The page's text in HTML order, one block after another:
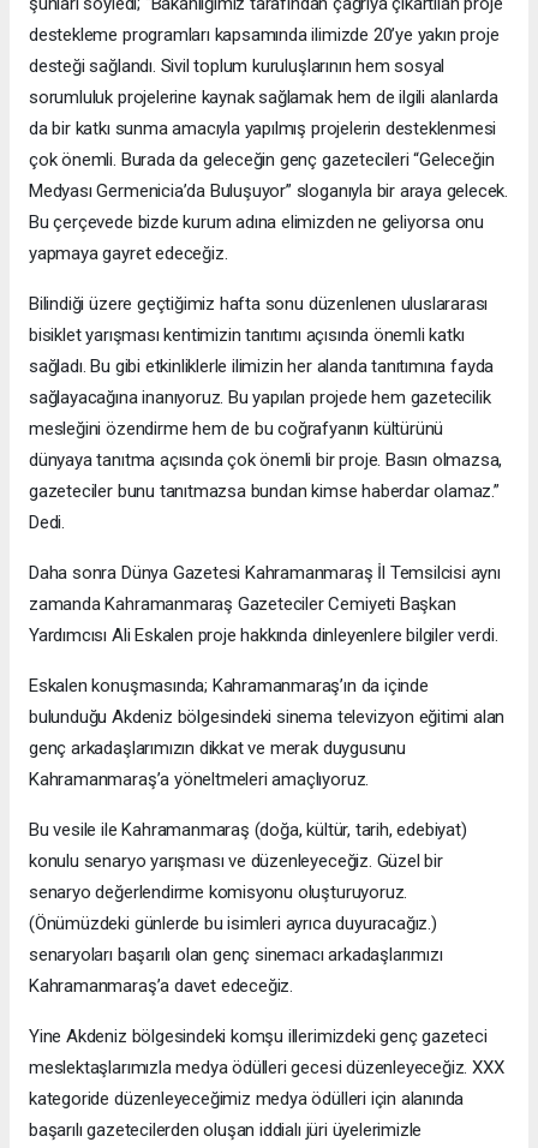
destekleme programları kapsamında ilimizde 20’ye yakın proje
desteği sağlandı. Sivil toplum kuruluşlarının hem sosyal
sorumluluk projelerine kaynak sağlamak hem de ilgili alanlarda
da bir katkı sunma amacıyla yapılmış projelerin desteklenmesi
çok önemli. Burada da geleceğin genç gazetecileri “Geleceğin
Medyası Germenicia’da Buluşuyor” sloganıyla bir araya gelecek.
Bu çerçevede bizde kurum adına elimizden ne geliyorsa onu
yapmaya gayret edeceğiz.
Bilindiği üzere geçtiğimiz hafta sonu düzenlenen uluslararası
bisiklet yarışması kentimizin tanıtımı açısında önemli katkı
sağladı. Bu gibi etkinliklerle ilimizin her alanda tanıtımına fayda
sağlayacağına inanıyoruz. Bu yapılan projede hem gazetecilik
mesleğini özendirme hem de bu coğrafyanın kültürünü
dünyaya tanıtma açısında çok önemli bir proje. Basın olmazsa,
gazeteciler bunu tanıtmazsa bundan kimse haberdar olamaz.”
Dedi.
Daha sonra Dünya Gazetesi Kahramanmaraş İl Temsilcisi aynı
zamanda Kahramanmaraş Gazeteciler Cemiyeti Başkan
Yardımcısı Ali Eskalen proje hakkında dinleyenlere bilgiler verdi.
Eskalen konuşmasında; Kahramanmaraş’ın da içinde
bulunduğu Akdeniz bölgesindeki sinema televizyon eğitimi alan
genç arkadaşlarımızın dikkat ve merak duygusunu
Kahramanmaraş’a yöneltmeleri amaçlıyoruz.
Bu vesile ile Kahramanmaraş (doğa, kültür, tarih, edebiyat)
konulu senaryo yarışması ve düzenleyeceğiz. Güzel bir
senaryo değerlendirme komisyonu oluşturuyoruz.
(Önümüzdeki günlerde bu isimleri ayrıca duyuracağız.)
senaryoları başarılı olan genç sinemacı arkadaşlarımızı
Kahramanmaraş’a davet edeceğiz.
Yine Akdeniz bölgesindeki komşu illerimizdeki genç gazeteci
meslektaşlarımızla medya ödülleri gecesi düzenleyeceğiz. XXX
kategoride düzenleyeceğimiz medya ödülleri için alanında
başarılı gazetecilerden oluşan iddialı jüri üyelerimizle